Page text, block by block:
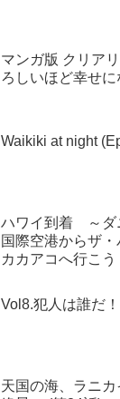
マンガ版 クリア
ろしいほど幸せに
Waikiki at night
ハワイ到着 ～ダ
国際空港からザ・
カカアコへ行こ
Vol8.犯人は誰だ！
天国の海、ラニ